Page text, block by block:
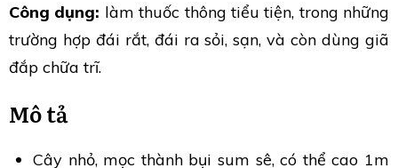
Công dụng: làm thuốc thông tiểu tiện, trong những
trường hợp đái rắt, đái ra sỏi, sạn, và còn dùng giã
đắp chữa trĩ.
Mô tả
Cây nhỏ, mọc thành bụi sum sê, có thể cao 1m